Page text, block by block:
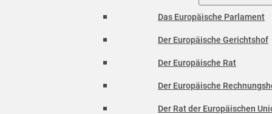
Das Europäische Parlament
Der Europäische Gerichtshof
Der Europäische Rat
Der Europäische
Der Rat der Europäischen